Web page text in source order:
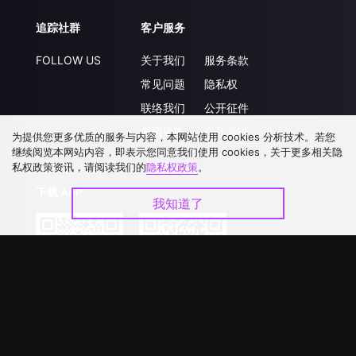
追踪社群
FOLLOW US
客户服务
关于我们
常见问题
联络我们
升级VIP
服务条款
隐私权
公开征件
合作洽談
下载 APP
为提供您更多优质的服务与内容，本网站使用 cookies 分析技术。若您
继续阅览本网站内容，即表示您同意我们使用 cookies，关于更多相关隐
私权政策资讯，请阅读我们的隐私权政策。
我知道了